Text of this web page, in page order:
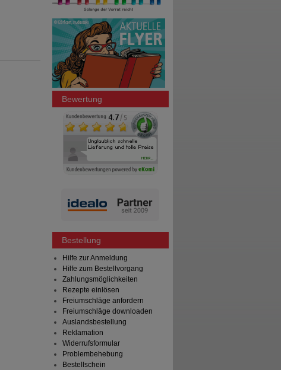
Bewertung
Bestellung
Hilfe zur Anmeldung
Hilfe zum Bestellvorgang
Zahlungsmöglichkeiten
Rezepte einlösen
Freiumschläge anfordern
Freiumschläge downloaden
Auslandsbestellung
Reklamation
Widerrufsformular
Problembehebung
Bestellschein